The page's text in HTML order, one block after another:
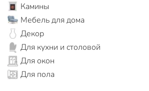
Камины
Мебель для дома
Декор
Для кухни и столовой
Для окон
Для пола